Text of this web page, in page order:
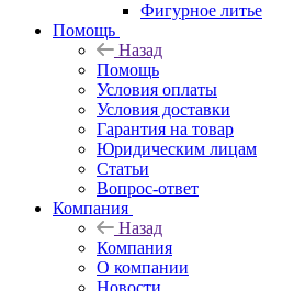
Фигурное литье
Помощь
Назад
Помощь
Условия оплаты
Условия доставки
Гарантия на товар
Юридическим лицам
Статьи
Вопрос-ответ
Компания
Назад
Компания
О компании
Новости